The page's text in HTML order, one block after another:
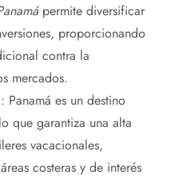
permite diversificar
proporcionando
contra la
mercados.
Panamá es un destino
que garantiza una alta
vacacionales,
costeras y de interés